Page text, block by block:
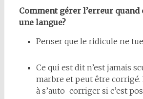
Comment gérer l’erreur
une langue?
Penser que le ridicule ne
Ce qui est dit n’est jamais
marbre et peut être corrigé.
à s’auto-corriger si c’est